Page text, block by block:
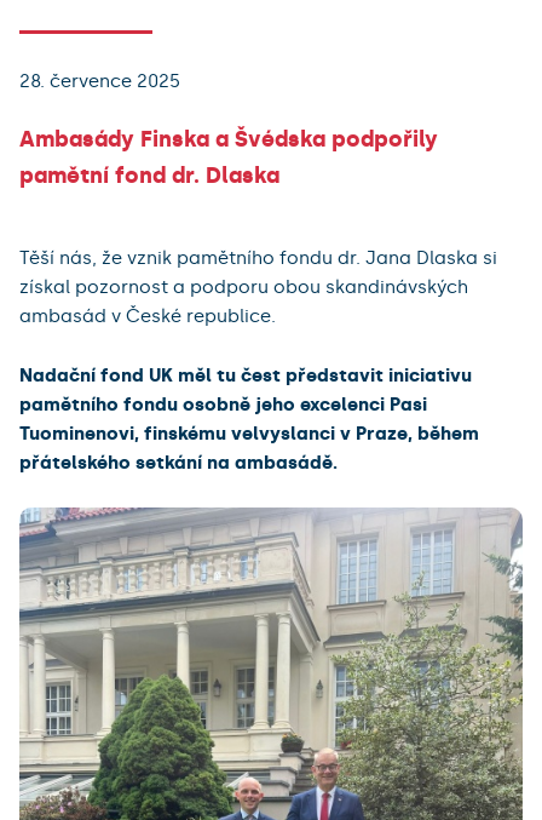
28. července 2025
Ambasády Finska a Švédska podpořily
pamětní fond dr. Dlaska
Těší nás, že vznik pamětního fondu dr. Jana Dlaska si
získal pozornost a podporu obou skandinávských
ambasád v České republice.
Nadační fond UK měl tu čest představit iniciativu
pamětního fondu osobně jeho excelenci Pasi
Tuominenovi, finskému velvyslanci v Praze, během
přátelského setkání na ambasádě.